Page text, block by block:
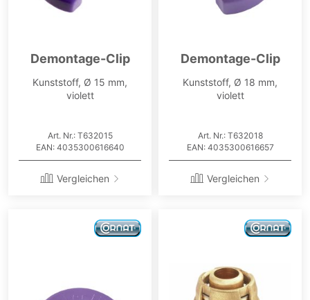
Demontage-Clip
Kunststoff, Ø 15 mm,
violett
Art. Nr.: T632015
EAN: 4035300616640
Vergleichen
Demontage-Clip
Kunststoff, Ø 18 mm,
violett
Art. Nr.: T632018
EAN: 4035300616657
Vergleichen